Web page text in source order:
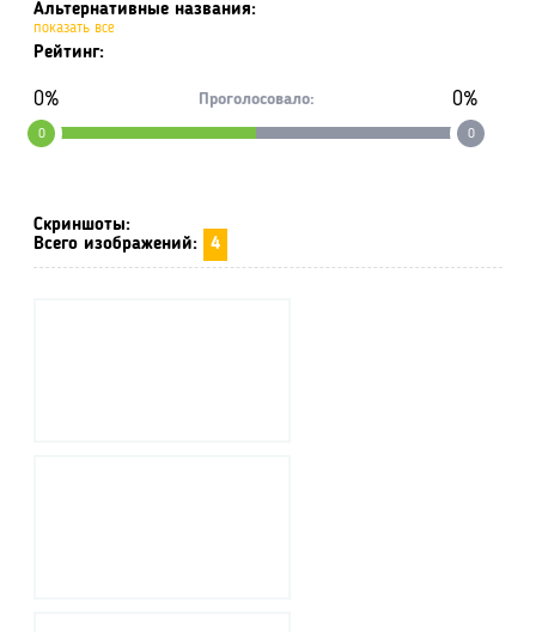
Альтернативные названия:
показать все
Рейтинг:
0
0% Проголосовало:
0
0%
Скриншоты:
Всего изображений:
4